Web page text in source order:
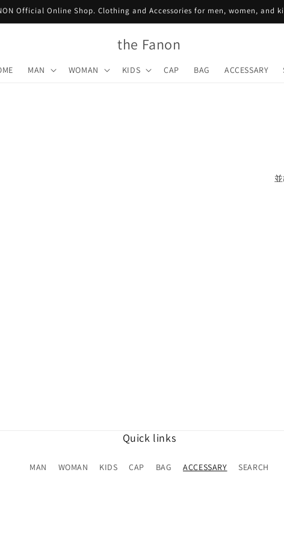
Official Online Shop. Clothing and Accessories for men, women, and
the Fanon
MAN WOMAN KIDS CAP BAG ACCESSARY
Quick links
MAN WOMAN KIDS CAP BAG ACCESSARY SEARCH